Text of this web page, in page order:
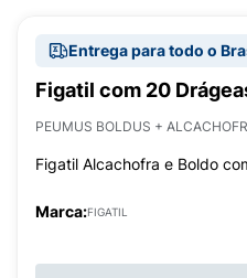
Entrega para todo o
Figatil com 20
PEUMUS BOLDUS +
Figatil Alcachofra e Boldo
Marca:FIGATIL